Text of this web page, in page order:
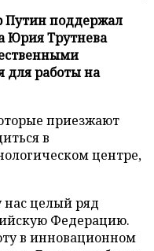
Путин поддержал
Юрия Трутнева
работы на
приезжают
в
центре,
целый ряд
Федерацию.
в инновационном